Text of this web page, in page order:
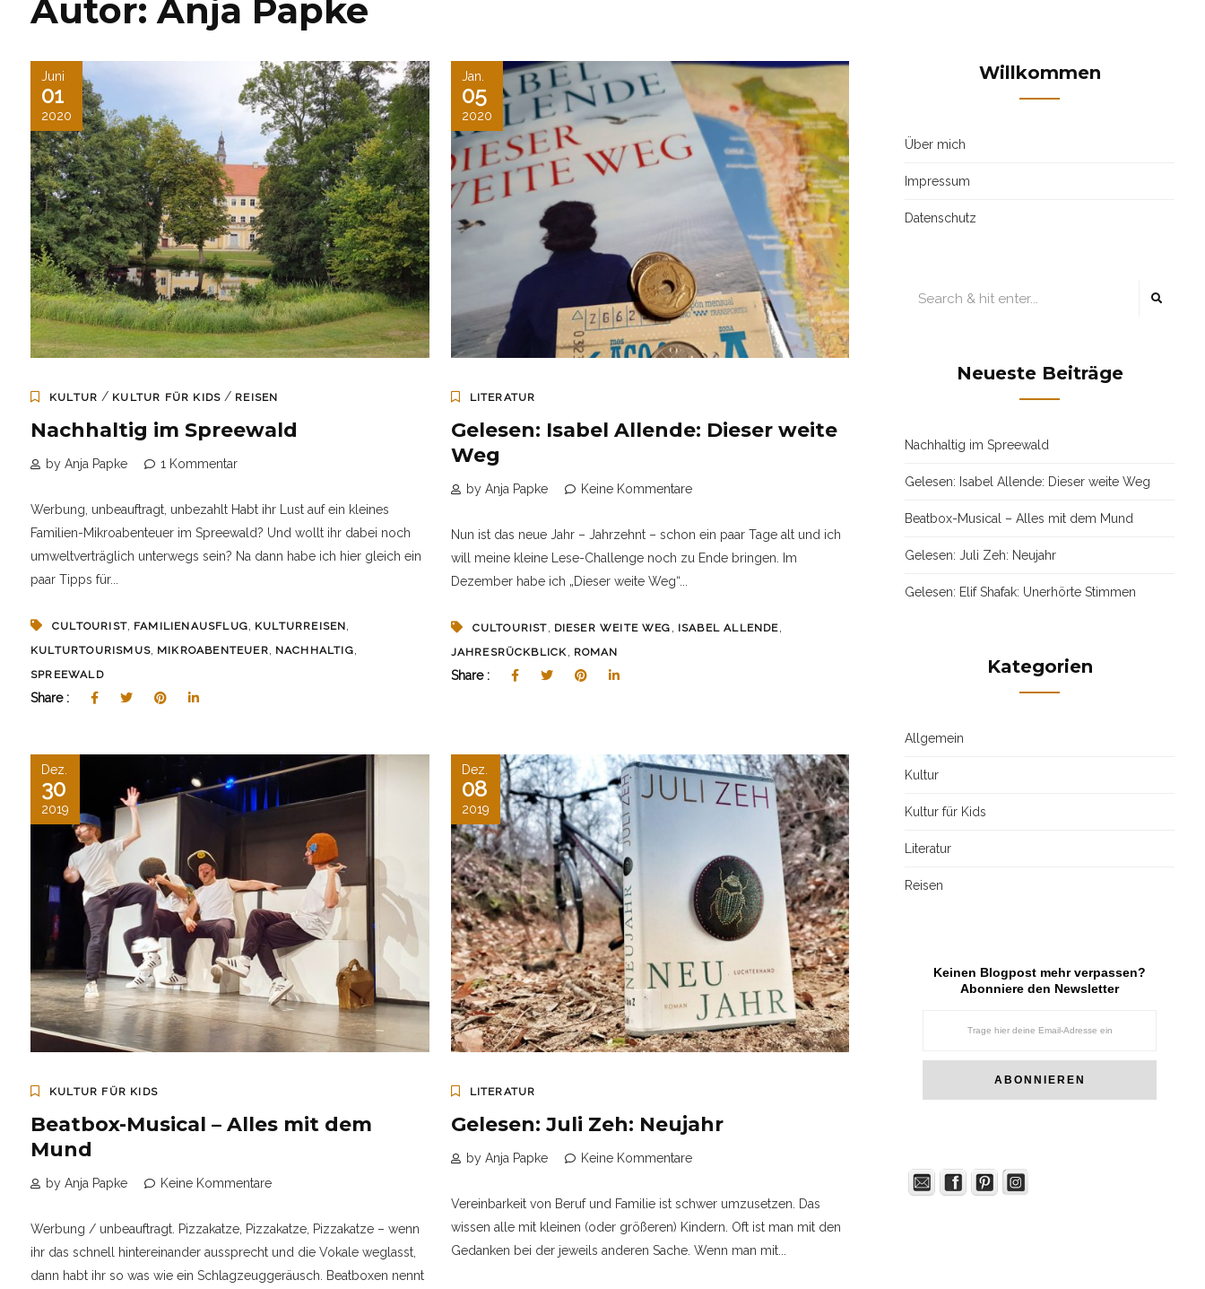
Autor:Anja Papke
Juni
01
2020
KULTUR / KULTUR FÜR KIDS / REISEN
Nachhaltig im Spreewald
by Anja Papke 1 Kommentar
Werbung, unbeauftragt, unbezahlt Habt ihr Lust auf ein kleines
Familien-Mikroabenteuer im Spreewald? Und wollt ihr dabei noch
umweltverträglich unterwegs sein? Na dann habe ich hier gleich ein
paar Tipps für...
CULTOURIST, FAMILIENAUSFLUG, KULTURREISEN,
KULTURTOURISMUS, MIKROABENTEUER, NACHHALTIG,
SPREEWALD
Share :
Jan.
05
2020
LITERATUR
Gelesen: Isabel Allende: Dieser weite
Weg
by Anja Papke Keine Kommentare
Nun ist das neue Jahr – Jahrzehnt – schon ein paar Tage alt und ich
will meine kleine Lese-Challenge noch zu Ende bringen. Im
Dezember habe ich „Dieser weite Weg“...
CULTOURIST, DIESER WEITE WEG , ISABEL ALLENDE,
JAHRESRÜCKBLICK, ROMAN
Share :
Dez.
30
2019
KULTUR FÜR KIDS
Beatbox-Musical – Alles mit dem
Mund
by Anja Papke Keine Kommentare
Werbung / unbeauftragt. Pizzakatze, Pizzakatze, Pizzakatze – wenn
ihr das schnell hintereinander aussprecht und die Vokale weglasst,
dann habt ihr so was wie ein Schlagzeuggeräusch. Beatboxen nennt
Dez.
08
2019
LITERATUR
Gelesen: Juli Zeh: Neujahr
by Anja Papke Keine Kommentare
Vereinbarkeit von Beruf und Familie ist schwer umzusetzen. Das
wissen alle mit kleinen (oder größeren) Kindern. Oft ist man mit den
Gedanken bei der jeweils anderen Sache. Wenn man mit...
Willkommen
Über mich
Impressum
Datenschutz
Neueste Beiträge
Nachhaltig im Spreewald
Gelesen: Isabel Allende: Dieser weite Weg
Beatbox-Musical – Alles mit dem Mund
Gelesen: Juli Zeh: Neujahr
Gelesen: Elif Shafak: Unerhörte Stimmen
Kategorien
Allgemein
Kultur
Kultur für Kids
Literatur
Reisen
Keinen Blogpost mehr verpassen?
Abonniere den Newsletter